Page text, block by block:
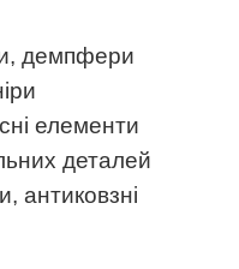
демпфери
елементи
деталей
антиковзні